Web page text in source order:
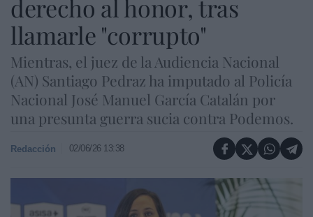
derecho al honor, tras
llamarle "corrupto"
Mientras, el juez de la Audiencia Nacional
(AN) Santiago Pedraz ha imputado al Policía
Nacional José Manuel García Catalán por
una presunta guerra sucia contra Podemos.
Redacción 02/06/26 13:38